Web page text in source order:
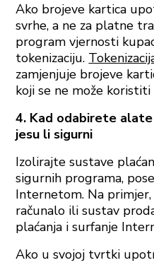
Ako brojeve kartica
svrhe, a ne za platne
program vjernosti
tokenizaciju.
zamjenjuje brojeve
koji se ne može koristiti
4. Kad odabirete
jesu li sigurni
Izolirajte sustave
sigurnih programa,
Internetom. Na
računalo ili sustav
plaćanja i surfanje
Ako u svojoj tvrtki